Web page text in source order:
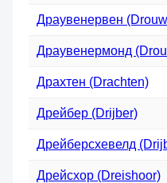
Драувенервен
Драувенермонд
Драхтен (Drachten)
Дрейбер (Drijber)
Дрейберсхевелд
Дрейсхор (Dreishoor)